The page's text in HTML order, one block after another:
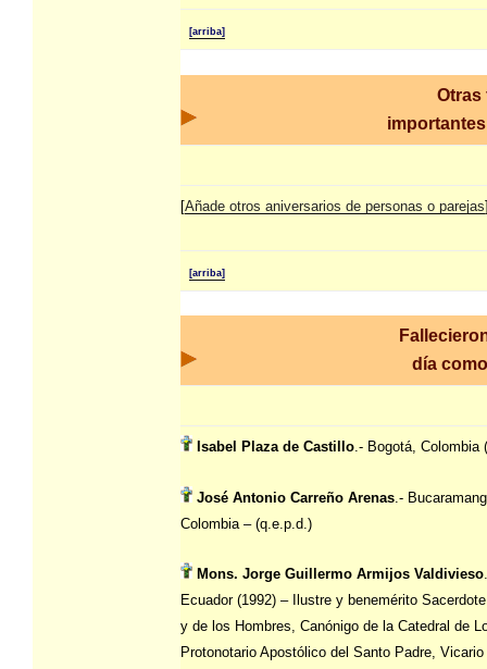
[arriba]
Otras
[Añade otros aniversarios de personas o parejas
[arriba]
día
Isabel Plaza de Castillo.- Bogotá, Colombia
José Antonio Carreño Arenas .-
Colombia – (q.e.p.d.)
Mons. Jorge Guillermo Armijos Valdivieso
Ecuador (1992) – Ilustre y benemérito
y de los Hombres, Canónigo de la Catedral de
Protonotario Apostólico del Santo Padre, Vicario